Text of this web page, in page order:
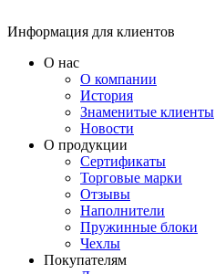
Информация для клиентов
О нас
О компании
История
Знаменитые клиенты
Новости
О продукции
Сертификаты
Торговые марки
Отзывы
Наполнители
Пружинные блоки
Чехлы
Покупателям